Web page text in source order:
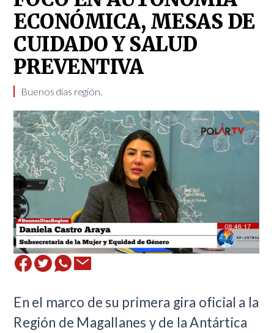
ECONÓMICA, MESAS DE
CUIDADO Y SALUD
PREVENTIVA
Buenos días región.
En el marco de su primera gira oficial a la
Región de Magallanes y de la Antártica